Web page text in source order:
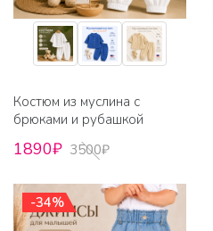
Костюм из муслина с
брюками и рубашкой
1890₽ 3500₽
-34%